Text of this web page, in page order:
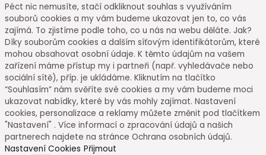
Péct nic nemusíte, stačí odkliknout souhlas s využíváním
souborů cookies a my vám budeme ukazovat jen to, co vás
zajímá. To zjistíme podle toho, co u nás na webu děláte. Jak?
Díky souborům cookies a dalším síťovým identifikátorům, které
mohou obsahovat osobní údaje. K těmto údajům na vašem
zařízení máme přístup my i partneři (např. vyhledávače nebo
sociální sítě), příp. je ukládáme. Kliknutím na tlačítko
“Souhlasím” nám svěříte své cookies a my vám budeme moci
ukazovat nabídky, které by vás mohly zajímat. Nastavení
cookies, personalizace a reklamy můžete změnit pod tlačítkem
"Nastavení" . Více informací o zpracování údajů a našich
partnerech najdete na stránce Ochrana osobních údajů.
Nastavení Cookies Přijmout